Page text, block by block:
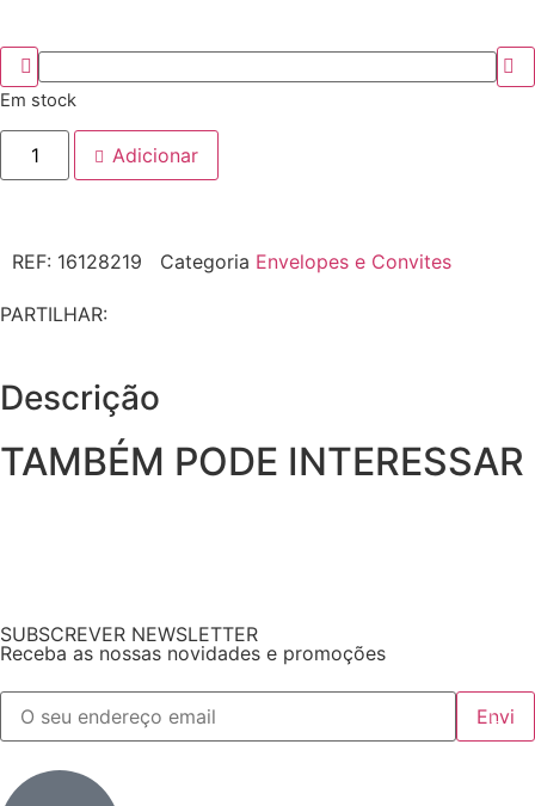
Em stock
Adicionar
REF: 16128219 Categoria Envelopes e Convites
PARTILHAR:
Descrição
TAMBÉM PODE INTERESSAR
SUBSCREVER NEWSLETTER
Receba as nossas novidades e promoções